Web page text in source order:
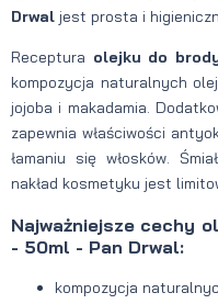
Drwal jest prosta i
Receptura olejku do
kompozycja naturalnych
jojoba i makadamia.
zapewnia właściwości
łamaniu się włosków.
nakład kosmetyku jest
Najważniejsze cechy
- 50ml - Pan Drwal:
kompozycja